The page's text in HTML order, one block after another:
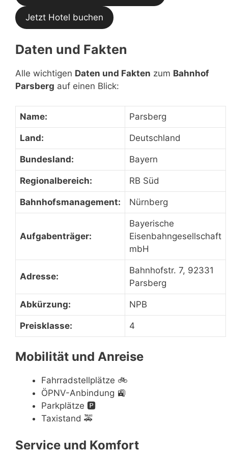
Jetzt Hotel buchen
Daten und Fakten
Alle wichtigen Daten und Fakten zum Bahnhof
Parsberg auf einen Blick:
Name: Parsberg
Land: Deutschland
Bundesland: Bayern
Regionalbereich: RB Süd
Bahnhofsmanagement: Nürnberg
Aufgabenträger:
Bayerische
Eisenbahngesellschaft
mbH
Adresse:
Bahnhofstr. 7, 92331
Parsberg
Abkürzung: NPB
Preisklasse: 4
Mobilität und Anreise
Fahrradstellplätze 🚲
ÖPNV-Anbindung 🚉
Parkplätze 🅿️
Taxistand 🚕
Service und Komfort